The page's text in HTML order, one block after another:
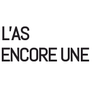
UNE